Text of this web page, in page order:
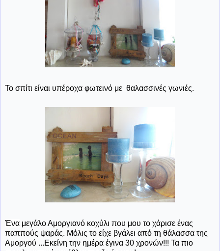
Το σπίτι είναι υπέροχα φωτεινό με θαλασσινές γωνιές.
Ένα μεγάλο Αμοργιανό κοχύλι που μου το χάρισε ένας
παππούς ψαράς. Μόλις το είχε βγάλει από τη θάλασσα της
Αμοργού ...Εκείνη την ημέρα έγινα 30 χρονών!!! Τα πιο